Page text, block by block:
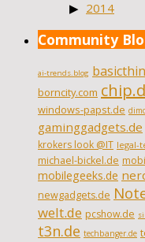
2014
Community
ai-trends.blog
borncity.com
windows-papst.de
gaminggadgets.de
krokers look @IT legal-
michael-bickel.de
mobilegeeks.de
newgadgets.de
welt.de pcshow.de
t3n.de techbanger.de